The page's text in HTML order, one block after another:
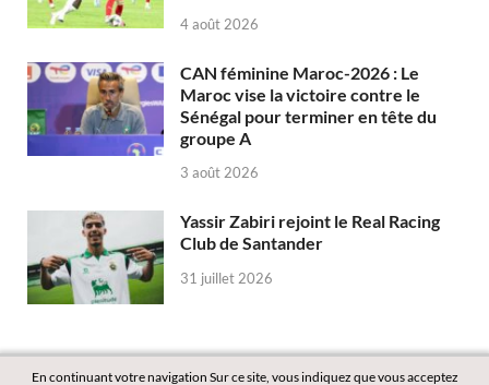
4 août 2026
CAN féminine Maroc-2026 : Le
Maroc vise la victoire contre le
Sénégal pour terminer en tête du
groupe A
3 août 2026
Yassir Zabiri rejoint le Real Racing
Club de Santander
31 juillet 2026
En continuant votre navigation Sur ce site, vous indiquez que vous acceptez